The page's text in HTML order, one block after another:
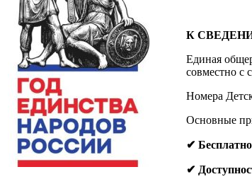
К
Единая
совместно с
Номера
Основные
✔
✔